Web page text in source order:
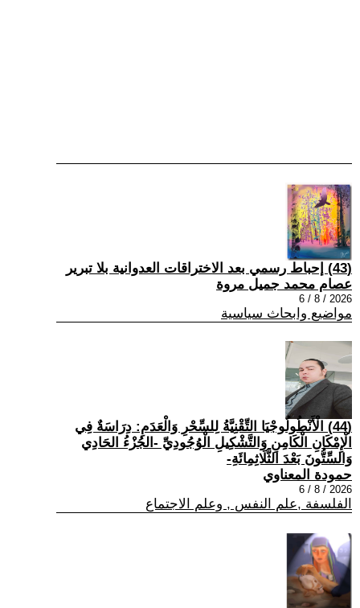
(43) إحباط رسمي بعد الاختراقات العدوانية بلا تبرير
عصام محمد جميل مروة
2026 / 8 / 6
مواضيع وابحاث سياسية
(44) الْأَنْطُولُوجْيَا التِّقْنِيَّةُ لِلسِّحْرِ وَالْعَدَمِ: دِرَاسَةٌ فِي
الْإِمْكَانِ الْكَامِنِ وَالتَّشْكِيلِ الْوُجُودِيِّ -الجُزْءُ الحَادِي
وَالسِّتُّونَ بَعْدَ الثَّلَاثِمِائَةِ-
حمودة المعناوي
2026 / 8 / 6
الفلسفة ,علم النفس , وعلم الاجتماع